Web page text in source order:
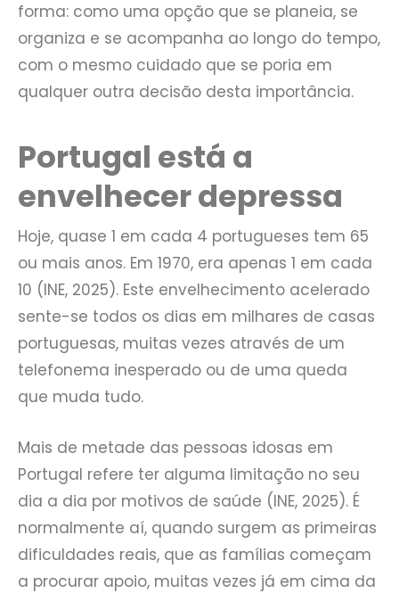
forma: como uma opção que se planeia, se
organiza e se acompanha ao longo do tempo,
com o mesmo cuidado que se poria em
qualquer outra decisão desta importância.
Portugal está a
envelhecer depressa
Hoje, quase 1 em cada 4 portugueses tem 65
ou mais anos. Em 1970, era apenas 1 em cada
10 (INE, 2025). Este envelhecimento acelerado
sente-se todos os dias em milhares de casas
portuguesas, muitas vezes através de um
telefonema inesperado ou de uma queda
que muda tudo.
Mais de metade das pessoas idosas em
Portugal refere ter alguma limitação no seu
dia a dia por motivos de saúde (INE, 2025). É
normalmente aí, quando surgem as primeiras
dificuldades reais, que as famílias começam
a procurar apoio, muitas vezes já em cima da